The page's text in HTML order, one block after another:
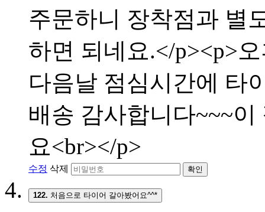
주문하니 장착점과 별
하면 되네요.</p><p>
다음날 점심시간에 타
배송 감사합니다~~~
요<br></p>
수정 삭제 확인
122. 처음으로 타이어 갈아봤어요^^*